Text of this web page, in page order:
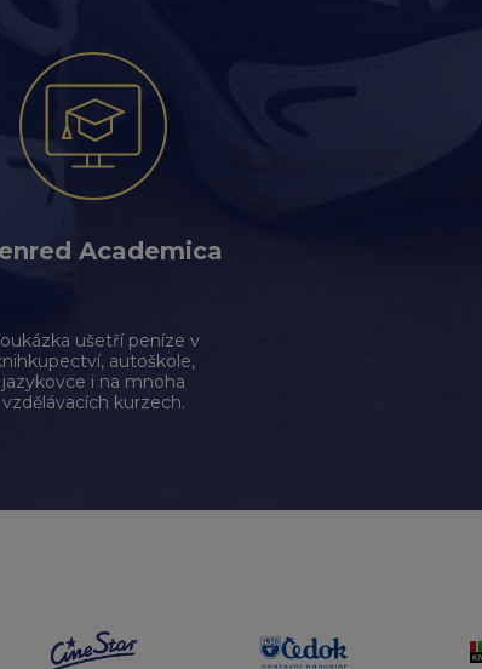
Academica
ušetří peníze v
autoškole,
jazykovce i na mnoha
vzdělávacích kurzech.